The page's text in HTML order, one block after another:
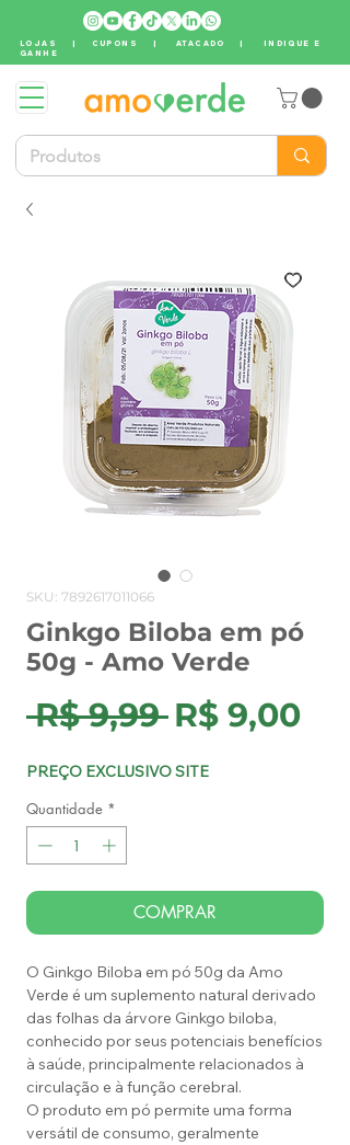
LOJAS | CUPONS |ATACADO | INDIQUE E
GANHE
SKU: 7892617011066
Ginkgo Biloba em pó
50g - Amo Verde
R$ 9,99 Preço
normal
R$ 9,00
PREÇO EXCLUSIVO SITE
Quantidade *
COMPRAR
O Ginkgo Biloba em pó 50g da Amo
Verde é um suplemento natural derivado
das folhas da árvore Ginkgo biloba,
conhecido por seus potenciais benefícios
à saúde, principalmente relacionados à
circulação e à função cerebral.
O produto em pó permite uma forma
versátil de consumo, geralmente